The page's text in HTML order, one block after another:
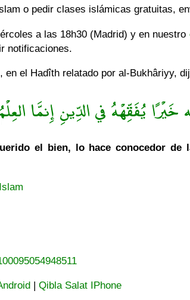
o pedir clases islámicas gratuitas,
a las 18h30 (Madrid) y en nuestro
notificaciones.
el Hadîth relatado por al-Bukhâriyy,
خَيْرًا يُفَقِّهْهُ في الدِّينِ إِنمَّا
el bien, lo hace conocedor
|Qibla Salat IPhone